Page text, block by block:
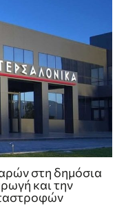
στη δημόσια
και την